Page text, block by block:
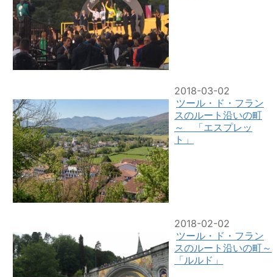
2018-03-02
ツール・ド・フラン
スのルート沿いの町
～ 「エスプレッ
ト」
2018-02-02
ツール・ド・フラン
スのルート沿いの町～
「ルルド」